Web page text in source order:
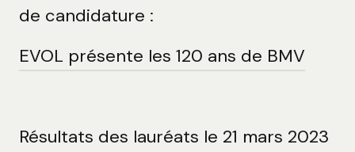
de candidature :
EVOL présente les 120 ans de BMV
Résultats des lauréats le 21 mars 2023